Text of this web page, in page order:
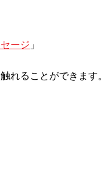
ージ 」
れることができます。